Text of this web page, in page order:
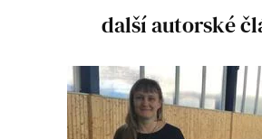
další autorské